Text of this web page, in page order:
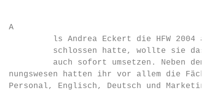
A
ls Andrea Eckert die HFW 2004
schlossen hatte, wollte sie das
auch sofort umsetzen. Neben dem
nungswesen hatten ihr vor allem die
­Personal, Englisch, Deutsch und